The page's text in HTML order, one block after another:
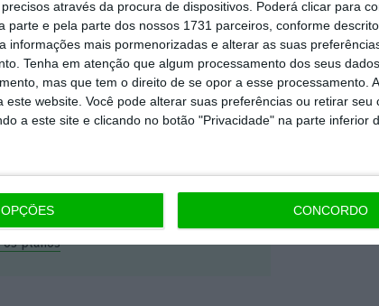
através da procura de dispositivos. Poderá clicar para
parte e pela parte dos nossos 1731 parceiros, conforme
informações mais pormenorizadas e alterar as suas
Tenha em atenção que algum processamento dos seus
mas que tem o direito de se opor a esse processamento.
este website. Você pode alterar suas preferências ou retirar seu
a este site e clicando no botão "Privacidade" na parte inferior
CONCORDO
reportagens e especiais que
o ECO e os seus
é o jornalismo independente,
já
os planos